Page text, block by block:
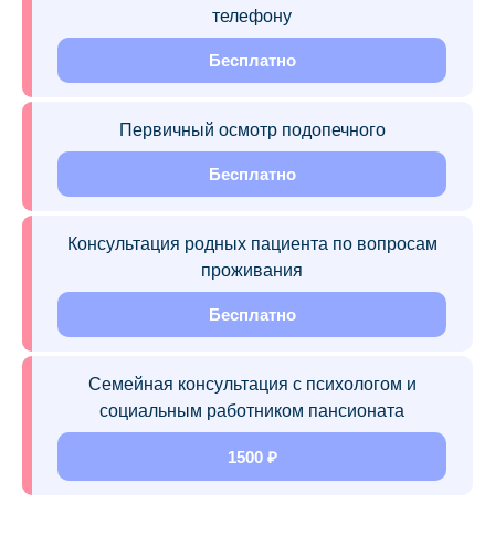
телефону
Бесплатно
Первичный осмотр подопечного
Бесплатно
Консультация родных пациента по вопросам
проживания
Бесплатно
Семейная консультация с психологом и
социальным работником пансионата
1500 ₽